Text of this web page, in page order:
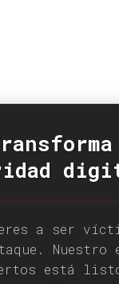
a ser
Nuestro
está